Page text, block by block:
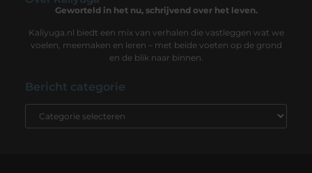
Geworteld in het nu, schrijvend over het leven.
Kaliyuga.nl biedt een mix van verhalen die vastleggen wat we
voelen, meemaken en leren – met beide voeten op de grond
en de blik naar binnen.
Bericht categorie